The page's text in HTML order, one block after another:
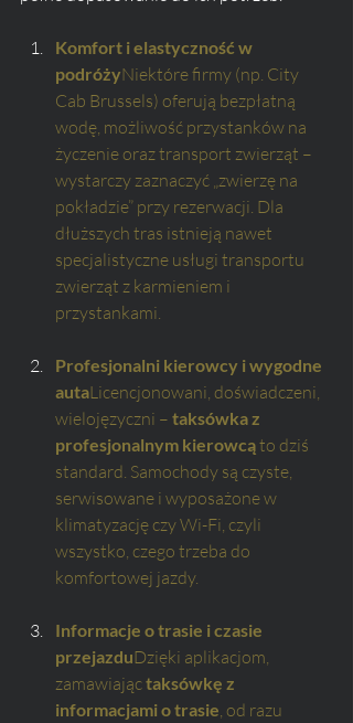
Komfort i elastyczność w
podróżyNiektóre firmy (np. City
Cab Brussels) oferują bezpłatną
wodę, możliwość przystanków na
życzenie oraz transport zwierząt –
wystarczy zaznaczyć „zwierzę na
pokładzie” przy rezerwacji. Dla
dłuższych tras istnieją nawet
specjalistyczne usługi transportu
zwierząt z karmieniem i
przystankami.
Profesjonalni kierowcy i wygodne
autaLicencjonowani, doświadczeni,
wielojęzyczni – taksówka z
profesjonalnym kierowcą to dziś
standard. Samochody są czyste,
serwisowane i wyposażone w
klimatyzację czy Wi-Fi, czyli
wszystko, czego trzeba do
komfortowej jazdy.
Informacje o trasie i czasie
przejazduDzięki aplikacjom,
zamawiając taksówkę z
informacjami o trasie, od razu